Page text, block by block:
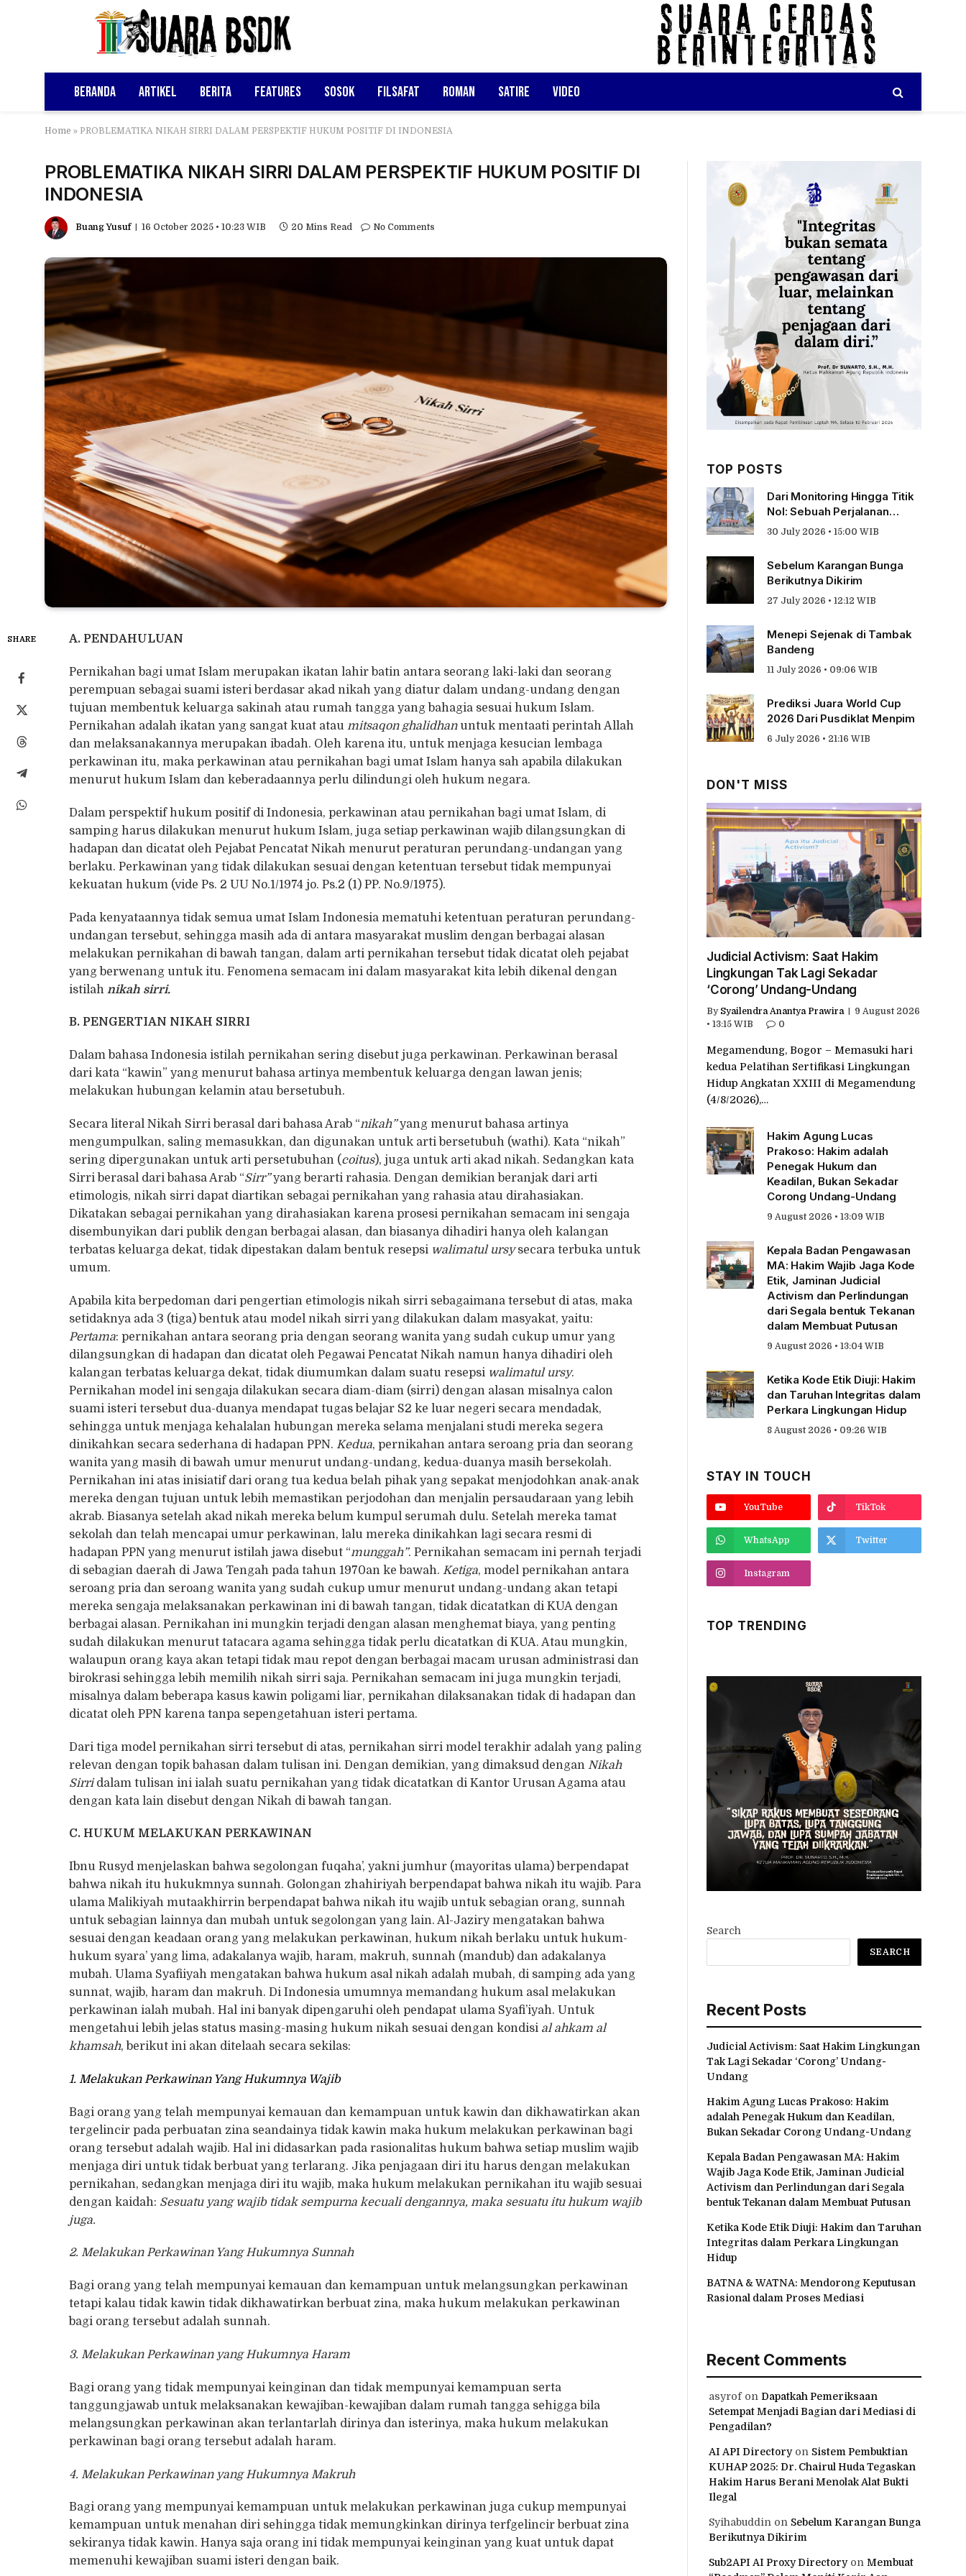
Beranda Artikel Berita Features Sosok Filsafat Roman Satire Video
Home » PROBLEMATIKA NIKAH SIRRI DALAM PERSPEKTIF HUKUM POSITIF DI INDONESIA
PROBLEMATIKA NIKAH SIRRI DALAM PERSPEKTIF HUKUM POSITIF DI
INDONESIA
Buang Yusuf 16 October 2025 • 10:23 WIB 20 Mins Read No Comments
SHARE A. PENDAHULUAN
Pernikahan bagi umat Islam merupakan ikatan lahir batin antara seorang laki-laki dan seorang
perempuan sebagai suami isteri berdasar akad nikah yang diatur dalam undang-undang dengan
tujuan membentuk keluarga sakinah atau rumah tangga yang bahagia sesuai hukum Islam.
Pernikahan adalah ikatan yang sangat kuat ataumitsaqon ghalidhanuntuk mentaati perintah Allah
dan melaksanakannya merupakan ibadah. Oleh karena itu, untuk menjaga kesucian lembaga
perkawinan itu, maka perkawinan atau pernikahan bagi umat Islam hanya sah apabila dilakukan
menurut hukum Islam dan keberadaannya perlu dilindungi oleh hukum negara.
Dalam perspektif hukum positif di Indonesia, perkawinan atau pernikahan bagi umat Islam, di
samping harus dilakukan menurut hukum Islam, juga setiap perkawinan wajib dilangsungkan di
hadapan dan dicatat oleh Pejabat Pencatat Nikah menurut peraturan perundang-undangan yang
berlaku. Perkawinan yang tidak dilakukan sesuai dengan ketentuan tersebut tidak mempunyai
kekuatan hukum (vide Ps. 2 UU No.1/1974 jo. Ps.2 (1) PP. No.9/1975).
Pada kenyataannya tidak semua umat Islam Indonesia mematuhi ketentuan peraturan perundang-
undangan tersebut, sehingga masih ada di antara masyarakat muslim dengan berbagai alasan
melakukan pernikahan di bawah tangan, dalam arti pernikahan tersebut tidak dicatat oleh pejabat
yang berwenang untuk itu. Fenomena semacam ini dalam masyarakat kita lebih dikenal dengan
istilah nikah sirri.
B. PENGERTIAN NIKAH SIRRI
Dalam bahasa Indonesia istilah pernikahan sering disebut juga perkawinan. Perkawinan berasal
dari kata “kawin” yang menurut bahasa artinya membentuk keluarga dengan lawan jenis;
melakukan hubungan kelamin atau bersetubuh.
Secara literal Nikah Sirri berasal dari bahasa Arab “nikah”yang menurut bahasa artinya
mengumpulkan, saling memasukkan, dan digunakan untuk arti bersetubuh (wathi). Kata “nikah”
sering dipergunakan untuk arti persetubuhan (coitus), juga untuk arti akad nikah. Sedangkan kata
Sirri berasal dari bahasa Arab “Sirr”yang berarti rahasia. Dengan demikian beranjak dari arti
etimologis, nikah sirri dapat diartikan sebagai pernikahan yang rahasia atau dirahasiakan.
Dikatakan sebagai pernikahan yang dirahasiakan karena prosesi pernikahan semacam ini sengaja
disembunyikan dari publik dengan berbagai alasan, dan biasanya dihadiri hanya oleh kalangan
terbatas keluarga dekat, tidak dipestakan dalam bentuk resepsi walimatul ursysecara terbuka untuk
umum.
Apabila kita berpedoman dari pengertian etimologis nikah sirri sebagaimana tersebut di atas, maka
setidaknya ada 3 (tiga) bentuk atau model nikah sirri yang dilakukan dalam masyakat, yaitu:
Pertama: pernikahan antara seorang pria dengan seorang wanita yang sudah cukup umur yang
dilangsungkan di hadapan dan dicatat oleh Pegawai Pencatat Nikah namun hanya dihadiri oleh
kalangan terbatas keluarga dekat, tidak diumumkan dalam suatu resepsi walimatul ursy.
Pernikahan model ini sengaja dilakukan secara diam-diam (sirri) dengan alasan misalnya calon
suami isteri tersebut dua-duanya mendapat tugas belajar S2 ke luar negeri secara mendadak,
sehingga untuk menjaga kehalalan hubungan mereka selama menjalani studi mereka segera
dinikahkan secara sederhana di hadapan PPN.Kedua, pernikahan antara seroang pria dan seorang
wanita yang masih di bawah umur menurut undang-undang, kedua-duanya masih bersekolah.
Pernikahan ini atas inisiatif dari orang tua kedua belah pihak yang sepakat menjodohkan anak-anak
mereka dengan tujuan untuk lebih memastikan perjodohan dan menjalin persaudaraan yang lebih
akrab. Biasanya setelah akad nikah mereka belum kumpul serumah dulu. Setelah mereka tamat
sekolah dan telah mencapai umur perkawinan, lalu mereka dinikahkan lagi secara resmi di
hadapan PPN yang menurut istilah jawa disebut “munggah”. Pernikahan semacam ini pernah terjadi
di sebagian daerah di Jawa Tengah pada tahun 1970an ke bawah.Ketiga, model pernikahan antara
seroang pria dan seroang wanita yang sudah cukup umur menurut undang-undang akan tetapi
mereka sengaja melaksanakan perkawinan ini di bawah tangan, tidak dicatatkan di KUA dengan
berbagai alasan. Pernikahan ini mungkin terjadi dengan alasan menghemat biaya, yang penting
sudah dilakukan menurut tatacara agama sehingga tidak perlu dicatatkan di KUA. Atau mungkin,
walaupun orang kaya akan tetapi tidak mau repot dengan berbagai macam urusan administrasi dan
birokrasi sehingga lebih memilih nikah sirri saja. Pernikahan semacam ini juga mungkin terjadi,
misalnya dalam beberapa kasus kawin poligami liar, pernikahan dilaksanakan tidak di hadapan dan
dicatat oleh PPN karena tanpa sepengetahuan isteri pertama.
Dari tiga model pernikahan sirri tersebut di atas, pernikahan sirri model terakhir adalah yang paling
relevan dengan topik bahasan dalam tulisan ini. Dengan demikian, yang dimaksud dengan Nikah
Sirridalam tulisan ini ialah suatu pernikahan yang tidak dicatatkan di Kantor Urusan Agama atau
dengan kata lain disebut dengan Nikah di bawah tangan.
C. HUKUM MELAKUKAN PERKAWINAN
Ibnu Rusyd menjelaskan bahwa segolongan fuqaha’, yakni jumhur (mayoritas ulama) berpendapat
bahwa nikah itu hukukmnya sunnah. Golongan zhahiriyah berpendapat bahwa nikah itu wajib. Para
ulama Malikiyah mutaakhirrin berpendapat bahwa nikah itu wajib untuk sebagian orang, sunnah
untuk sebagian lainnya dan mubah untuk segolongan yang lain. Al-Jaziry mengatakan bahwa
sesuai dengan keadaan orang yang melakukan perkawinan, hukum nikah berlaku untuk hukum-
hukum syara’ yang lima, adakalanya wajib, haram, makruh, sunnah (mandub) dan adakalanya
mubah. Ulama Syafiiyah mengatakan bahwa hukum asal nikah adalah mubah, di samping ada yang
sunnat, wajib, haram dan makruh. Di Indonesia umumnya memandang hukum asal melakukan
perkawinan ialah mubah. Hal ini banyak dipengaruhi oleh pendapat ulama Syafi’iyah. Untuk
mengetahui lebih jelas status masing-masing hukum nikah sesuai dengan kondisi al ahkam al
khamsah, berikut ini akan ditelaah secara sekilas:
1. Melakukan Perkawinan Yang Hukumnya Wajib
Bagi orang yang telah mempunyai kemauan dan kemampuan untuk kawin dan dikhawatirkan akan
tergelincir pada perbuatan zina seandainya tidak kawin maka hukum melakukan perkawinan bagi
orang tersebut adalah wajib. Hal ini didasarkan pada rasionalitas hukum bahwa setiap muslim wajib
menjaga diri untuk tidak berbuat yang terlarang. Jika penjagaan diri itu harus dengan melakukan
pernikahan, sedangkan menjaga diri itu wajib, maka hukum melakukan pernikahan itu wajib sesuai
dengan kaidah: Sesuatu yang wajib tidak sempurna kecuali dengannya, maka sesuatu itu hukum wajib
juga.
2. Melakukan Perkawinan Yang Hukumnya Sunnah
Bagi orang yang telah mempunyai kemauan dan kemampuan untuk melangsungkan perkawinan
tetapi kalau tidak kawin tidak dikhawatirkan berbuat zina, maka hukum melakukan perkawinan
bagi orang tersebut adalah sunnah.
3. Melakukan Perkawinan yang Hukumnya Haram
Bagi orang yang tidak mempunyai keinginan dan tidak mempunyai kemampuan serta
tanggungjawab untuk melaksanakan kewajiban-kewajiban dalam rumah tangga sehigga bila
melangsungkan perkawinan akan terlantarlah dirinya dan isterinya, maka hukum melakukan
perkawinan bagi orang tersebut adalah haram.
4. Melakukan Perkawinan yang Hukumnya Makruh
Bagi orang yang mempunyai kemampuan untuk melakukan perkawinan juga cukup mempunyai
kemampuan untuk menahan diri sehingga tidak memungkinkan dirinya terfgelincir berbuat zina
sekiranya tidak kawin. Hanya saja orang ini tidak mempunyai keinginan yang kuat untuk dapat
memenuhi kewajiban suami isteri dengan baik.
TOP POSTS
Dari Monitoring Hingga Titik
Nol: Sebuah Perjalanan
Tentang Pengabdian
30 July 2026 • 15:00 WIB
Sebelum Karangan Bunga
Berikutnya Dikirim
27 July 2026 • 12:12 WIB
Menepi Sejenak di Tambak
Bandeng
11 July 2026 • 09:06 WIB
Prediksi Juara World Cup
2026 Dari Pusdiklat Menpim
6 July 2026 • 21:16 WIB
DON'T MISS
Judicial Activism: Saat Hakim
Lingkungan Tak Lagi Sekadar
‘Corong’ Undang-Undang
By Syailendra Anantya Prawira
9 August 2026
• 13:15 WIB
0
Megamendung, Bogor – Memasuki hari
kedua Pelatihan Sertifikasi Lingkungan
Hidup Angkatan XXIII di Megamendung
(4/8/2026),…
Hakim Agung Lucas
Prakoso: Hakim adalah
Penegak Hukum dan
Keadilan, Bukan Sekadar
Corong Undang-Undang
9 August 2026 • 13:09 WIB
Kepala Badan Pengawasan
MA: Hakim Wajib Jaga Kode
Etik, Jaminan Judicial
Activism dan Perlindungan
dari Segala bentuk Tekanan
dalam Membuat Putusan
9 August 2026 • 13:04 WIB
Ketika Kode Etik Diuji: Hakim
dan Taruhan Integritas dalam
Perkara Lingkungan Hidup
8 August 2026 • 09:26 WIB
STAY IN TOUCH
YouTube TikTok
WhatsApp Twitter
Instagram
TOP TRENDING
Search
SEARCH
Recent Posts
Judicial Activism: Saat Hakim Lingkungan
Tak Lagi Sekadar ‘Corong’ Undang-
Undang
Hakim Agung Lucas Prakoso: Hakim
adalah Penegak Hukum dan Keadilan,
Bukan Sekadar Corong Undang-Undang
Kepala Badan Pengawasan MA: Hakim
Wajib Jaga Kode Etik, Jaminan Judicial
Activism dan Perlindungan dari Segala
bentuk Tekanan dalam Membuat Putusan
Ketika Kode Etik Diuji: Hakim dan Taruhan
Integritas dalam Perkara Lingkungan
Hidup
BATNA & WATNA: Mendorong Keputusan
Rasional dalam Proses Mediasi
Recent Comments
asyrofon Dapatkah Pemeriksaan
Setempat Menjadi Bagian dari Mediasi di
Pengadilan?
AI API Directoryon Sistem Pembuktian
KUHAP 2025: Dr. Chairul Huda Tegaskan
Hakim Harus Berani Menolak Alat Bukti
Ilegal
Syihabuddin on Sebelum Karangan Bunga
Berikutnya Dikirim
Sub2API AI Proxy Directoryon Membuat